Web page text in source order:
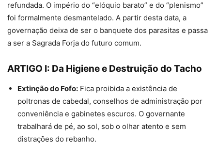
refundada. O império do “elóquio barato” e do “plenismo”
foi formalmente desmantelado. A partir desta data, a
governação deixa de ser o banquete dos parasitas e passa
a ser a Sagrada Forja do futuro comum.
ARTIGO I: Da Higiene e Destruição do Tacho
Extinção do Fofo: Fica proibida a existência de
poltronas de cabedal, conselhos de administração por
conveniência e gabinetes escuros. O governante
trabalhará de pé, ao sol, sob o olhar atento e sem
distrações do rebanho.